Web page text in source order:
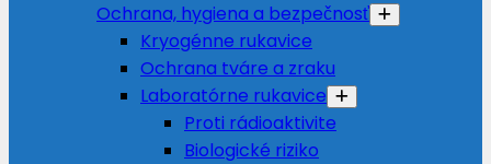
Ochrana, hygiena a bezpečnosť
Kryogénne rukavice
Ochrana tváre a zraku
Laboratórne rukavice
Proti rádioaktivite
Biologické riziko